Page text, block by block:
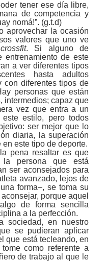
tener ese día libre,
de competencia y
nomá!”. (g.t.d)
aprovechar la ocasión
valores que uno ve
crossfit. Si alguno de
entrenamiento de este
a ver diferentes tipos
hasta adultos
con diferentes tipos de
personas que están
intermedios; capaz que
vez que entra a un
estilo, pero todos
ser mejor que lo
diaria, la superación
este tipo de deporte.
pena resaltar es que
la persona que está
ser aconsejados para
avanzado, lejos de
forma–, se toma su
porque aquel
de forma sencilla
a la perfección.
sociedad, en nuestro
se pudieran aplicar
que está tecleando, en
como referente a
de trabajo al que le